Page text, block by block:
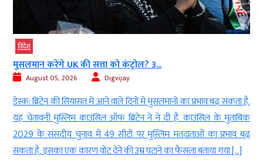
विदेश
मुसलमान करेंगे UK की सत्ता को कंट्रोल? 3...
August 05, 2026 Digvijay
डेस्क: ब्रिटेन की सियासत में आने वाले दिनों में मुसलमानों का प्रभाव बढ़ सकता है.
यह चेतावनी मुस्लिम काउंसिल ऑफ ब्रिटेन ने ने दी है. काउंसिल के मुताबिक
2029 के संसदीय चुनाव में 49 सीटों पर मुस्लिम मतदाताओं का प्रभाव बढ़
सकता है. इसका एक कारण वोट देने की उम्र घटाने का फैसला बताया गया […]